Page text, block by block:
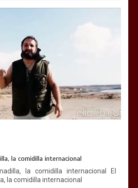
la comidilla internacional
la comidilla internacional El
la comidilla internacional